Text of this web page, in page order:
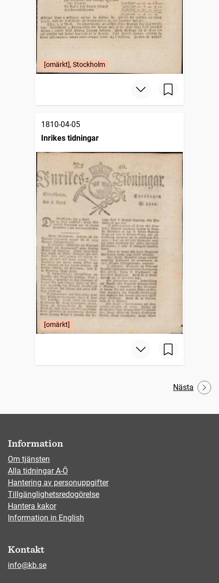
[omärkt], Stockholm
1810-04-05
Inrikes tidningar
[omärkt]
Nästa
Information
Om tjänsten
Alla tidningar A-Ö
Hantering av personuppgifter
Tillgänglighetsredogörelse
Hantera kakor
Information in English
Kontakt
info@kb.se